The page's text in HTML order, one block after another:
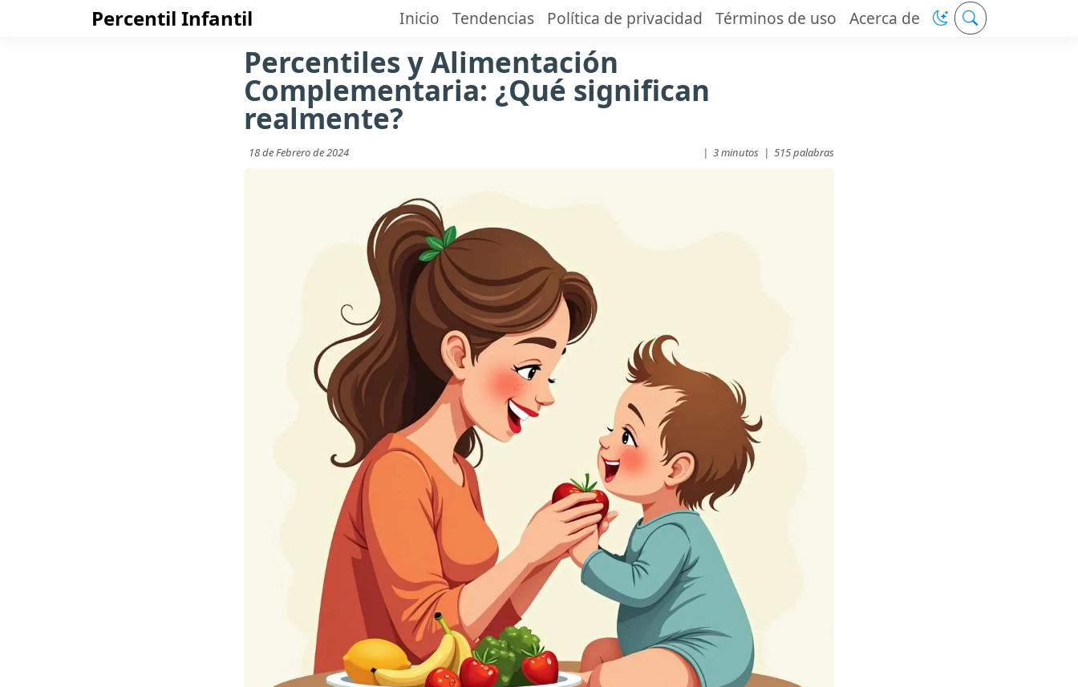
Percentil Infantil Inicio Tendencias Política de privacidad Términos de uso Acerca de
Percentiles y Alimentación
Complementaria: ¿Qué significan
realmente?
18 de Febrero de 2024 | 3 minutos | 515 palabras